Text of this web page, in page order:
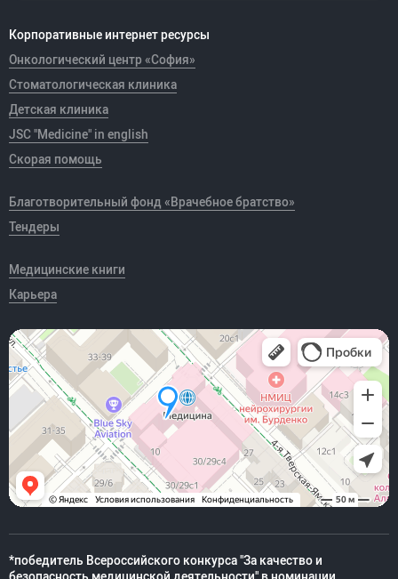
Корпоративные интернет ресурсы
Онкологический центр «София»
Стоматологическая клиника
Детская клиника
JSC "Medicine" in english
Скорая помощь
Благотворительный фонд «Врачебное братство»
Тендеры
Медицинские книги
Карьера
*победитель Всероссийского конкурса "За качество и